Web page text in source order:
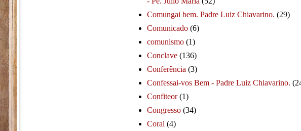
Comungai bem. Padre Luiz Chiavarino. (29)
Comunicado (6)
comunismo (1)
Conclave (136)
Conferência (3)
Confessai-vos Bem - Padre Luiz Chiavarino.
Confiteor (1)
Congresso (34)
Coral (4)